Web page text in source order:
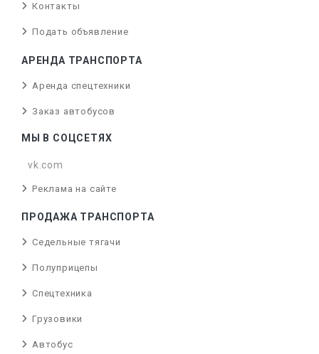
Контакты
Подать объявление
АРЕНДА ТРАНСПОРТА
Аренда спецтехники
Заказ автобусов
МЫ В СОЦСЕТЯХ
vk.com
Реклама на сайте
ПРОДАЖА ТРАНСПОРТА
Седельные тягачи
Полуприцепы
Спецтехника
Грузовики
Автобус